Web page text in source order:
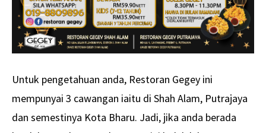
Untuk pengetahuan anda, Restoran Gegey ini
mempunyai 3 cawangan iaitu di Shah Alam, Putrajaya
dan semestinya Kota Bharu. Jadi, jika anda berada